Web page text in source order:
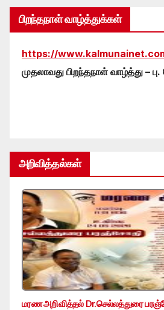
பிறந்தநாள் வாழ்த்துக்கள்
https://
முதலாவது பிறந்தநாள் வாழ்த்து –
அறிவித்தல்கள்
மரண அறிவித்தல் Dr.செல்லத்துரை